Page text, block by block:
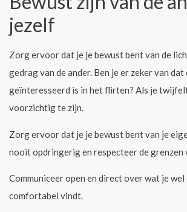
jezelf
Zorg ervoor dat je je bewust bent van de
gedrag van de ander. Ben je er zeker van dat
geïnteresseerd is in het flirten? Als je
voorzichtig te zijn.
Zorg ervoor dat je je bewust bent van je
nooit opdringerig en respecteer de grenzen
Communiceer open en direct over wat je wel
comfortabel vindt.